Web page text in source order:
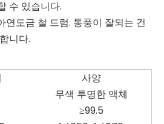
수 있습니다.
도금 철 드럼. 통풍이 잘되는 건
니다.
사양
무색 투명한 액체
≥99.5